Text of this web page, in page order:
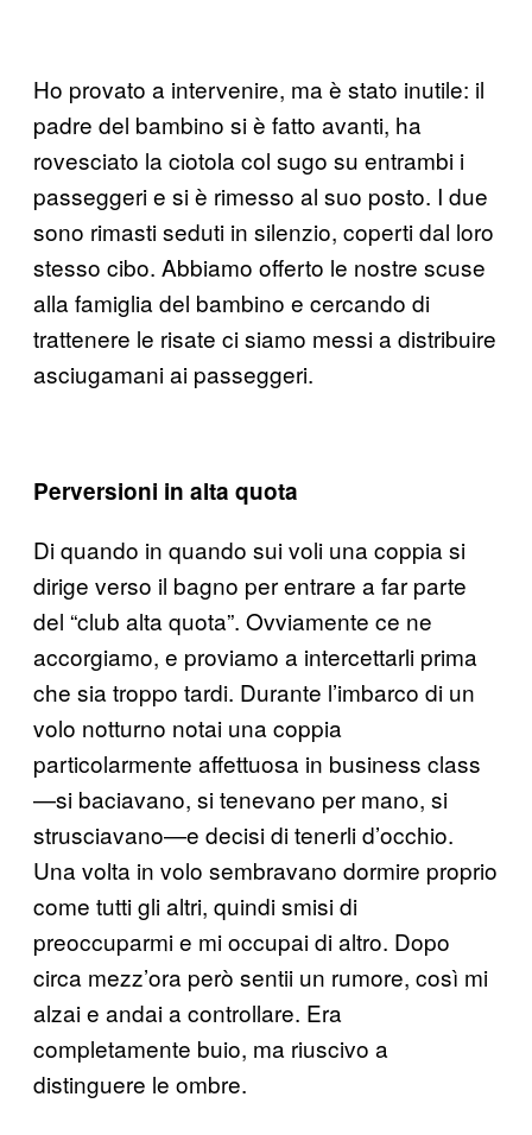
Ho provato a intervenire, ma è stato inutile: il
padre del bambino si è fatto avanti, ha
rovesciato la ciotola col sugo su entrambi i
passeggeri e si è rimesso al suo posto. I due
sono rimasti seduti in silenzio, coperti dal loro
stesso cibo. Abbiamo offerto le nostre scuse
alla famiglia del bambino e cercando di
trattenere le risate ci siamo messi a distribuire
asciugamani ai passeggeri.
Perversioni in alta quota
Di quando in quando sui voli una coppia si
dirige verso il bagno per entrare a far parte
del “club alta quota”. Ovviamente ce ne
accorgiamo, e proviamo a intercettarli prima
che sia troppo tardi. Durante l’imbarco di un
volo notturno notai una coppia
particolarmente affettuosa in business class
—si baciavano, si tenevano per mano, si
strusciavano—e decisi di tenerli d’occhio.
Una volta in volo sembravano dormire proprio
come tutti gli altri, quindi smisi di
preoccuparmi e mi occupai di altro. Dopo
circa mezz’ora però sentii un rumore, così mi
alzai e andai a controllare. Era
completamente buio, ma riuscivo a
distinguere le ombre.